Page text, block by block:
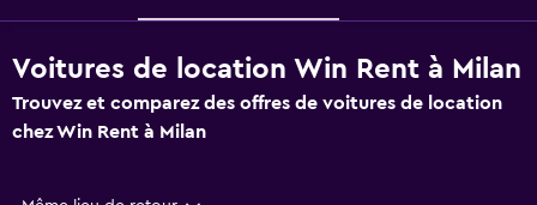
Voitures de location Win Rent à Milan
Trouvez et comparez des offres de voitures de location
chez Win Rent à Milan